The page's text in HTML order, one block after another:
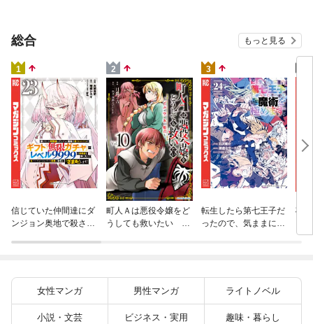
総合 もっと見る
1
信じていた仲間達にダ
ンジョン奥地で殺され
バーと世界に復讐＆
『ざまぁ！』します！
（２３）
2
町人Ａは悪役令嬢をど
うしても救いたい ～
3
転生したら第七王子だ
ったので、気ままに魔
杖
女性マンガ 男性マンガ ライトノベル
小説・文芸 ビジネス・実用 趣味・暮らし